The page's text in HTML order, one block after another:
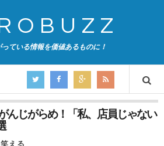
ている情報を価値あるものに！
んじがらめ！「私、店員じゃない
笑える